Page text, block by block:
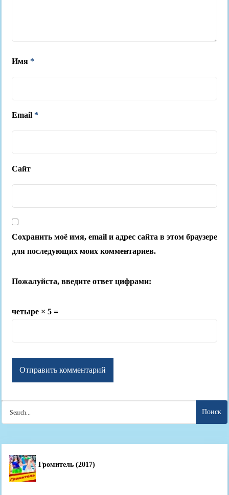
Имя *
Email *
Сайт
Сохранить моё имя, email и адрес сайта в этом браузере
для последующих моих комментариев.
Пожалуйста, введите ответ цифрами:
четыре × 5 =
for:
Громитель (2017)